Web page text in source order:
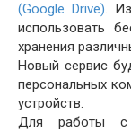
(Google Drive).
использовать
хранения
Новый сервис
персональных
устройств.
Для работы с